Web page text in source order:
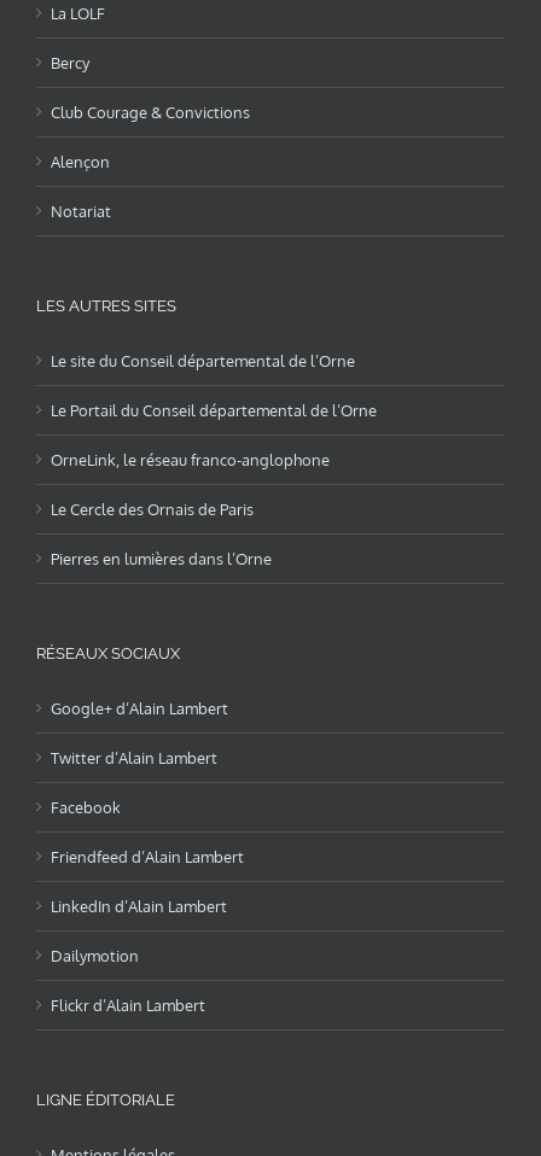
La LOLF
Bercy
Club Courage & Convictions
Alençon
Notariat
LES AUTRES SITES
Le site du Conseil départemental de l’Orne
Le Portail du Conseil départemental de l’Orne
OrneLink, le réseau franco-anglophone
Le Cercle des Ornais de Paris
Pierres en lumières dans l’Orne
RÉSEAUX SOCIAUX
Google+ d’Alain Lambert
Twitter d’Alain Lambert
Facebook
Friendfeed d’Alain Lambert
LinkedIn d’Alain Lambert
Dailymotion
Flickr d’Alain Lambert
LIGNE ÉDITORIALE